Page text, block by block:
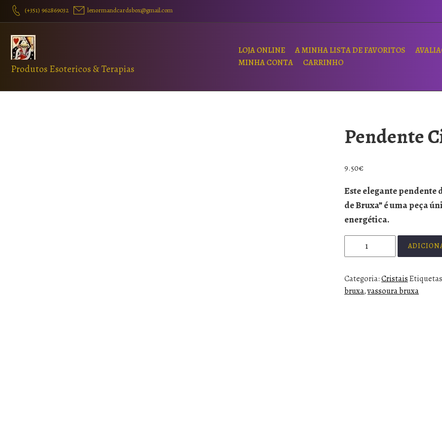
(+351) 962869032 lenormandcardsbox@gmail.com
Produtos Esotericos & Terapias
LOJA ONLINE A MINHA LISTA DE FAVORITOS
MINHA CONTA
CARRINHO
Pendente
9.50€
Este elegante pendente
de Bruxa” é uma peça
energética.
Categoria:Cristais
bruxa,vassoura bruxa